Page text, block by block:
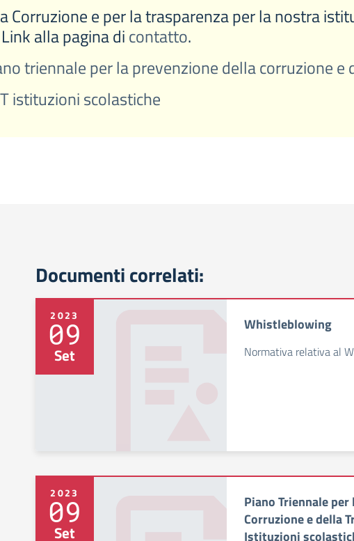
Corruzione e per la trasparenza per la nostra
alla pagina dicontatto.
triennale per la prevenzione della corruzione e
istituzioni scolastiche
Documenti correlati:
2023
09
Set
Whistleblowing
Normativa relativa al
2023
09
Set
Piano Triennale
Corruzione e della
Istituzioni